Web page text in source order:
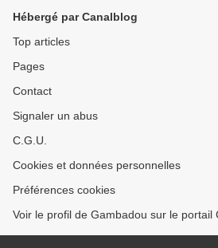
Hébergé par Canalblog
Top articles
Pages
Contact
Signaler un abus
C.G.U.
Cookies et données personnelles
Préférences cookies
Voir le profil de Gambadou sur le portail